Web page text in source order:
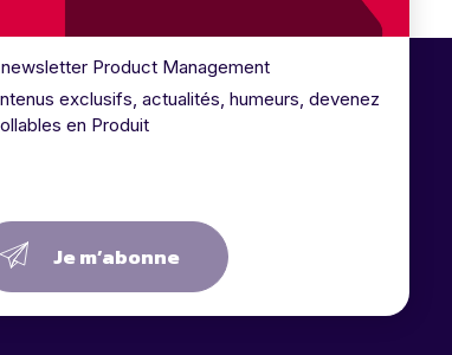
Product Management
exclusifs, actualités, humeurs, devenez
en Produit
Je m’abonne